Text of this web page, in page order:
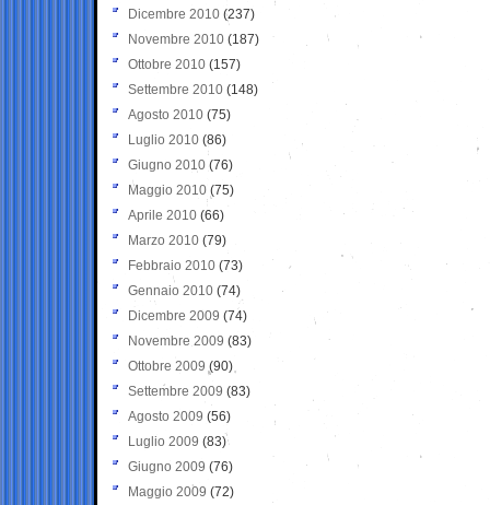
Dicembre 2010 (237)
Novembre 2010 (187)
Ottobre 2010 (157)
Settembre 2010 (148)
Agosto 2010 (75)
Luglio 2010 (86)
Giugno 2010 (76)
Maggio 2010 (75)
Aprile 2010 (66)
Marzo 2010 (79)
Febbraio 2010 (73)
Gennaio 2010 (74)
Dicembre 2009 (74)
Novembre 2009 (83)
Ottobre 2009 (90)
Settembre 2009 (83)
Agosto 2009 (56)
Luglio 2009 (83)
Giugno 2009 (76)
Maggio 2009 (72)